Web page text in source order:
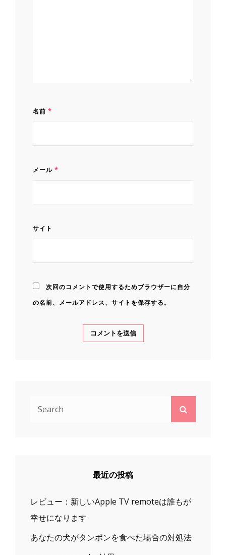
名前 *
メール *
サイト
次回のコメントで使用するためブラウザーに自分
の名前、メールアドレス、サイトを保存する。
最近の投稿
レビュー：新しいApple TV remoteは誰もが
幸せになります
あなたの犬がタンポンを食べた場合の対処法